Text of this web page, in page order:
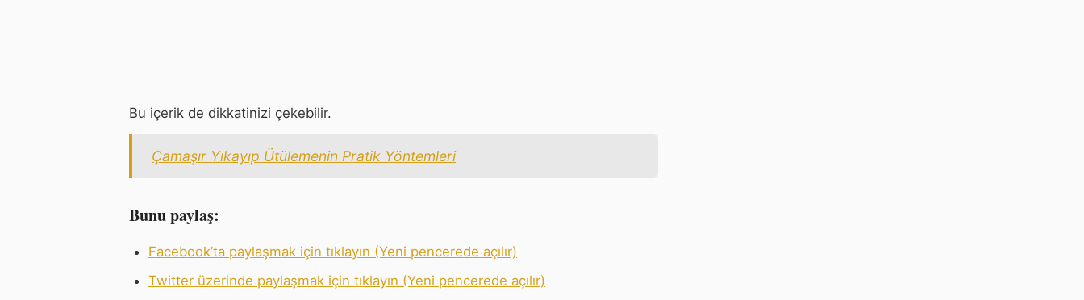
Bu içerik de dikkatinizi çekebilir.
Çamaşır Yıkayıp Ütülemenin Pratik Yöntemleri
Bunu paylaş:
Facebook’ta paylaşmak için tıklayın (Yeni pencerede açılır)
Twitter üzerinde paylaşmak için tıklayın (Yeni pencerede açılır)